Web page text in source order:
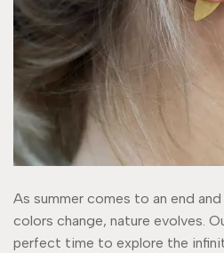
As summer comes to an end
colors change, nature evolves.
perfect time to explore the